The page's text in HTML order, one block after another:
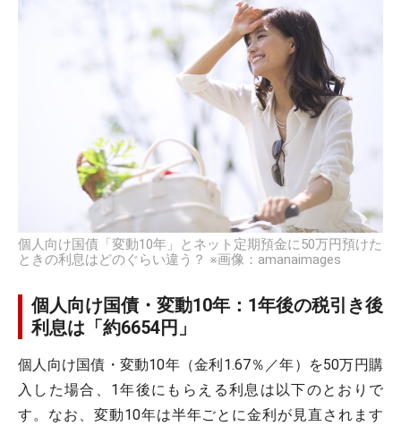
個人向け国債「変動10年」とネット定期預金に50万円預けた
ときの利息はどのぐらい違う？ ※画像：amanaimages
個人向け国債・変動10年：1年後の税引き後
利息は「約6654円」
個人向け国債・変動10年（金利1.67％／年）を50万円購
入した場合、1年後にもらえる利息は以下のとおりで
す。なお、変動10年は半年ごとに金利が見直されます